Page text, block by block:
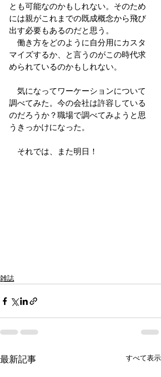
とも可能なのかもしれない。そのため
には親がこれまでの既成概念から飛び
出す必要もあるのだと思う。
働き方をどのように自分用にカスタ
マイズするか、と言うのがこの時代求
められているのかもしれない。
気になってワーケーションについて
調べてみた。今の会社は許容している
のだろうか？職場で調べてみようと思
うきっかけになった。
それでは、また明日！
雑誌
最新記事 すべて表示